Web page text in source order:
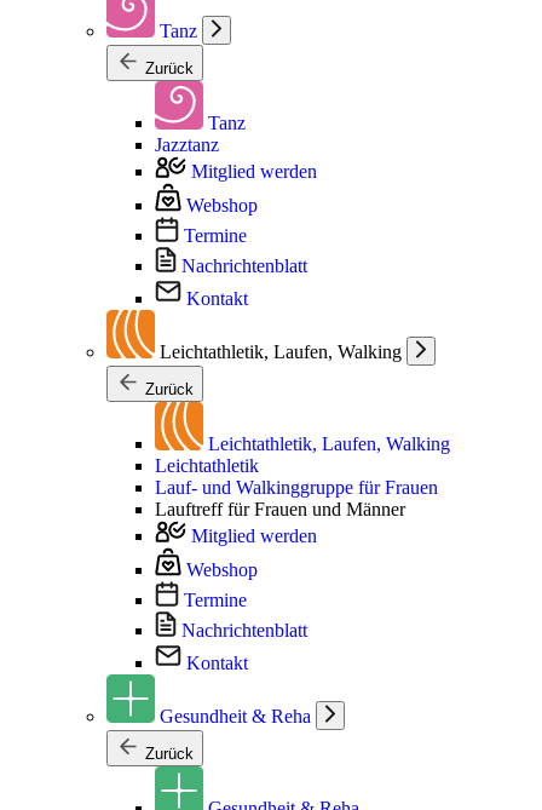
Tanz
Zurück
Tanz
Jazztanz
Mitglied werden
Webshop
Termine
Nachrichtenblatt
Kontakt
Leichtathletik, Laufen, Walking
Zurück
Leichtathletik, Laufen, Walking
Leichtathletik
Lauf- und Walkinggruppe für Frauen
Lauftreff für Frauen und Männer
Mitglied werden
Webshop
Termine
Nachrichtenblatt
Kontakt
Gesundheit & Reha
Zurück